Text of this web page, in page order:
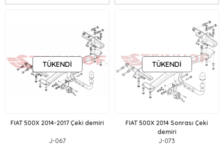
TÜKENDI
FIAT 500X 2014-2017 Çeki demiri
J-067
TÜKENDI
FIAT 500X 2014 Sonrası Çeki
demiri
J-073